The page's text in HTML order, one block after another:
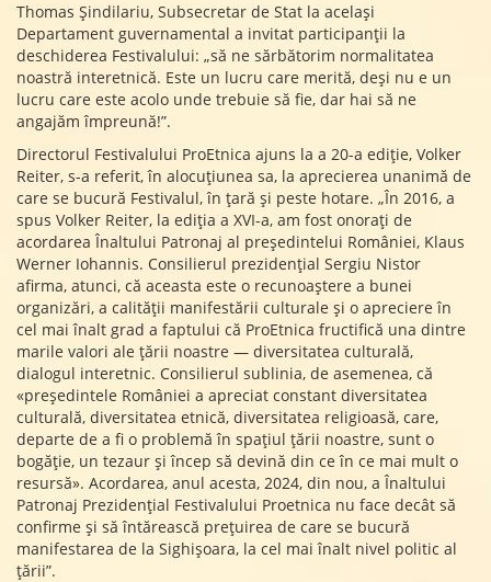
Thomas Șindilariu, Subsecretar de Stat la același
Departament guvernamental a invitat participanții la
deschiderea Festivalului: „să ne sărbătorim normalitatea
noastră interetnică. Este un lucru care merită, deși nu e un
lucru care este acolo unde trebuie să fie, dar hai să ne
angajăm împreună!”.
Directorul Festivalului ProEtnica ajuns la a 20-a ediție, Volker
Reiter, s-a referit, în alocuțiunea sa, la aprecierea unanimă de
care se bucură Festivalul, în țară și peste hotare. „În 2016, a
spus Volker Reiter, la ediția a XVI-a, am fost onorați de
acordarea Înaltului Patronaj al președintelui României, Klaus
Werner Iohannis. Consilierul prezidențial Sergiu Nistor
afirma, atunci, că aceasta este o recunoaștere a bunei
organizări, a calității manifestării culturale și o apreciere în
cel mai înalt grad a faptului că ProEtnica fructifică una dintre
marile valori ale țării noastre — diversitatea culturală,
dialogul interetnic. Consilierul sublinia, de asemenea, că
«președintele României a apreciat constant diversitatea
culturală, diversitatea etnică, diversitatea religioasă, care,
departe de a fi o problemă în spațiul țării noastre, sunt o
bogăție, un tezaur și încep să devină din ce în ce mai mult o
resursă». Acordarea, anul acesta, 2024, din nou, a Înaltului
Patronaj Prezidențial Festivalului Proetnica nu face decât să
confirme și să întărească prețuirea de care se bucură
manifestarea de la Sighișoara, la cel mai înalt nivel politic al
țării”.